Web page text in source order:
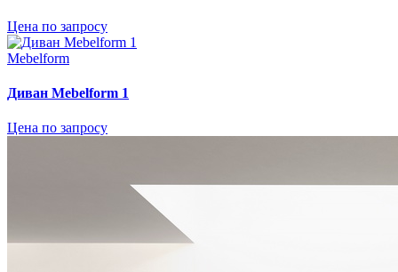
Цена по запросу
Mebelform
Диван Mebelform 1
Цена по запросу